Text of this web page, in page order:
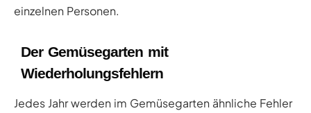
einzelnen Personen.
Der Gemüsegarten mit
Wiederholungsfehlern
Jedes Jahr werden im Gemüsegarten ähnliche Fehler